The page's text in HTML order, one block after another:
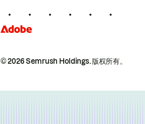
© 2026 Semrush Holdings.版权所有。